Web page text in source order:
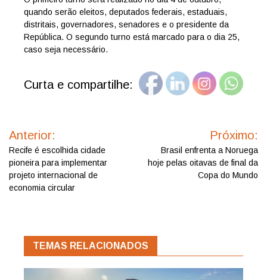
quando serão eleitos, deputados federais, estaduais,
distritais, governadores, senadores e o presidente da
República. O segundo turno está marcado para o dia 25,
caso seja necessário.
Curta e compartilhe:
de
Anterior:
Recife é escolhida cidade
pioneira para implementar
projeto internacional de
economia circular
Próximo:
Brasil enfrenta a Noruega
hoje pelas oitavas de final da
Copa do Mundo
TEMAS RELACIONADOS